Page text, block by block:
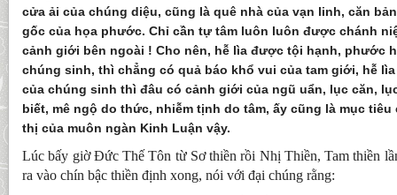
cửa ải của chúng diệu, cũng là quê nhà của vạn linh, căn
gốc của họa phước. Chỉ cần tự tâm luôn luôn được chánh
cảnh giới bên ngoài ! Cho nên, hễ lìa được tội hạnh, phước
chúng sinh, thì chẳng có quả báo khổ vui của tam giới, hễ
của chúng sinh thì đâu có cảnh giới của ngũ uẩn, lục căn,
biết, mê ngộ do thức, nhiễm tịnh do tâm, ấy cũng là mục
thị của muôn ngàn Kinh Luận vậy.
Lúc bấy giờ Đức Thế Tôn từ Sơ thiền rồi Nhị Thiền, Tam thiền
ra vào chín bậc thiền định xong, nói với đại chúng rằng: